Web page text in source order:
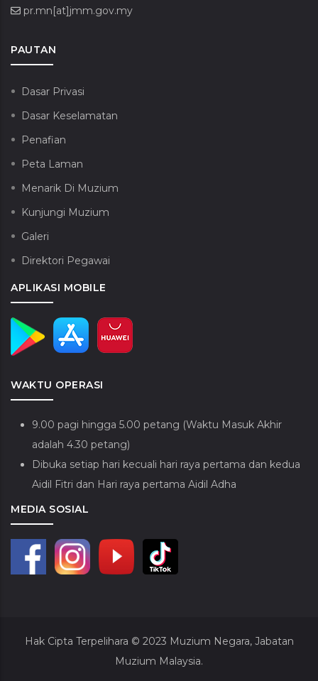
pr.mn[at]jmm.gov.my
PAUTAN
Dasar Privasi
Dasar Keselamatan
Penafian
Peta Laman
Menarik Di Muzium
Kunjungi Muzium
Galeri
Direktori Pegawai
APLIKASI MOBILE
WAKTU OPERASI
9.00 pagi hingga 5.00 petang (Waktu Masuk Akhir
adalah 4.30 petang)
Dibuka setiap hari kecuali hari raya pertama dan kedua
Aidil Fitri dan Hari raya pertama Aidil Adha
MEDIA SOSIAL
Hak Cipta Terpelihara © 2023 Muzium Negara, Jabatan
Muzium Malaysia.